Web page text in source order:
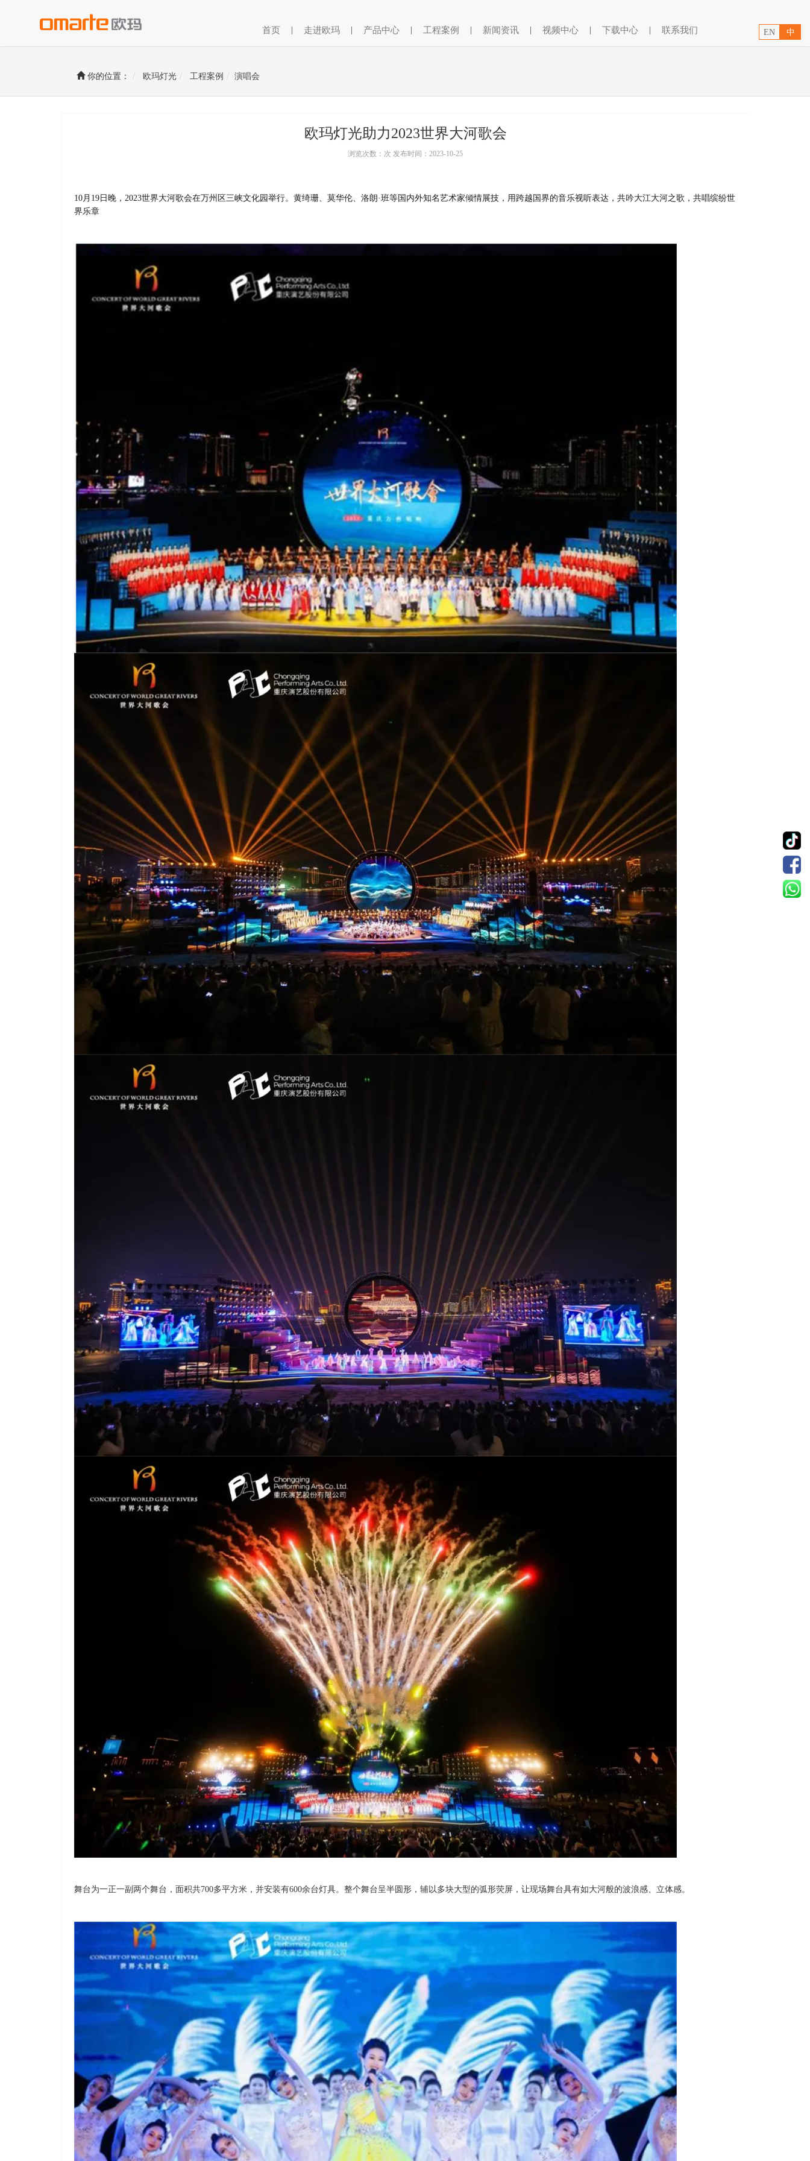
首页 走进欧玛 产品中心 工程案例 新闻资讯 视频中心 下载中心 联系我们 EN 中
你的位置： 欧玛灯光 工程案例 演唱会
欧玛灯光助力2023世界大河歌会
浏览次数：次 发布时间：2023-10-25
10月19日晚，2023世界大河歌会在万州区三峡文化园举行。黄绮珊、莫华伦、洛朗·班等国内外知名艺术家倾情展技，用跨越国界的音乐视听表达，共吟大江大河之歌，共唱缤纷世
界乐章
舞台为一正一副两个舞台，面积共700多平方米，并安装有600余台灯具。整个舞台呈半圆形，辅以多块大型的弧形荧屏，让现场舞台具有如大河般的波浪感、立体感。